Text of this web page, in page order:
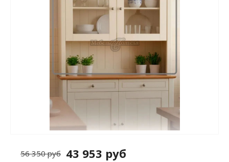
43 953 руб
56 350 руб